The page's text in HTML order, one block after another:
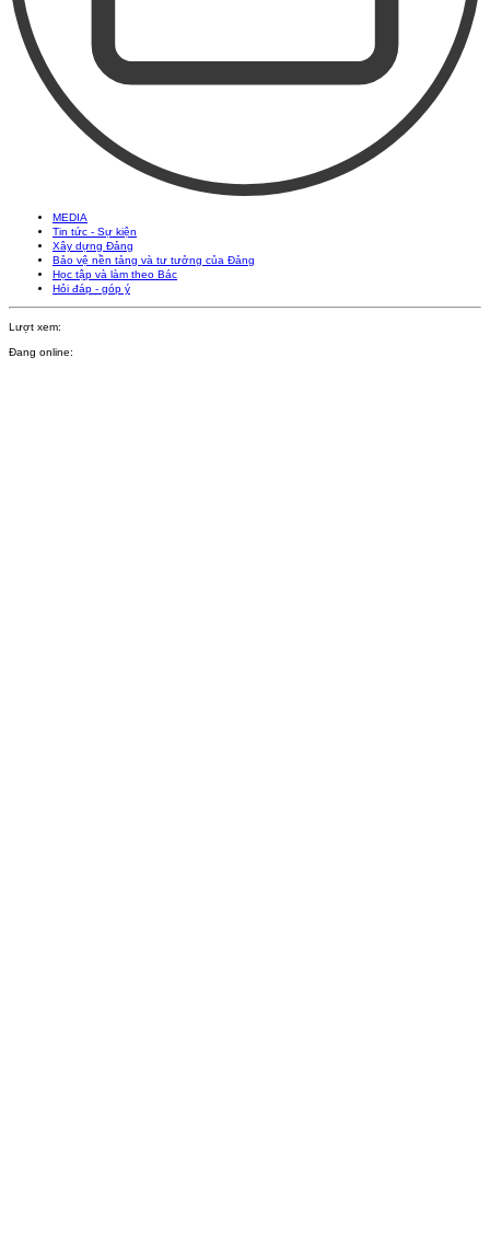
MEDIA
Tin tức - Sự kiện
Xây dựng Đảng
Bảo vệ nền tảng và tư tưởng của Đảng
Học tập và làm theo Bác
Hỏi đáp - góp ý
Lượt xem:
Đang online: